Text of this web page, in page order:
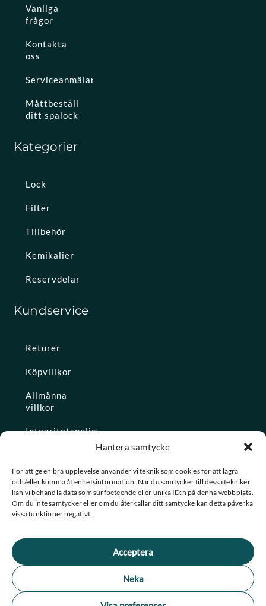
Hantera samtycke
För att ge en bra upplevelse använder vi teknik som cookies för att lagra
och/eller komma åt enhetsinformation. När du samtycker till dessa tekniker
kan vi behandla data som surfbeteende eller unika ID:n på denna webbplats.
Om du inte samtycker eller om du återkallar ditt samtycke kan detta påverka
vissa funktioner negativt.
Acceptera
Neka
Vanliga
frågor
Kontakta
oss
Serviceanmälan
Måttbeställ
ditt spalock
Kategorier
Lock
Filter
Tillbehör
Kemikalier
Reservdelar
Kundservice
Returer
Köpvillkor
Allmänna
villkor
Integritetspolicy
Konto
★ Trustpilot
Se alla våra omdömen